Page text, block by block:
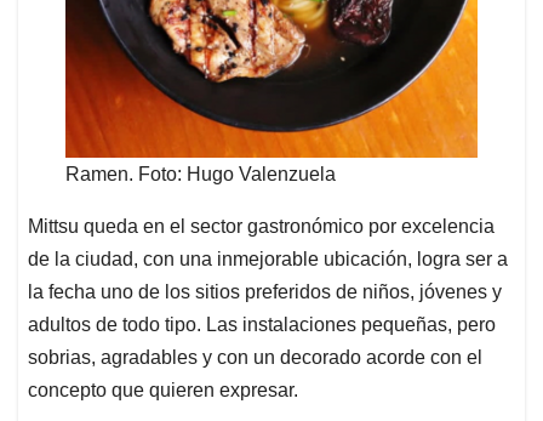
Ramen. Foto: Hugo Valenzuela
Mittsu queda en el sector gastronómico por excelencia
de la ciudad, con una inmejorable ubicación, logra ser a
la fecha uno de los sitios preferidos de niños, jóvenes y
adultos de todo tipo. Las instalaciones pequeñas, pero
sobrias, agradables y con un decorado acorde con el
concepto que quieren expresar.